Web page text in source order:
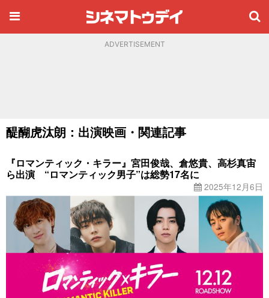
ADVERTISEMENT
醍醐虎汰朗：出演映画・関連記事
『ロマンティック・キラー』宮田俊哉、倉悠貴、高杉真宙
ら出演 “ロマンティック男子”は総勢17名に
2025年12月6日